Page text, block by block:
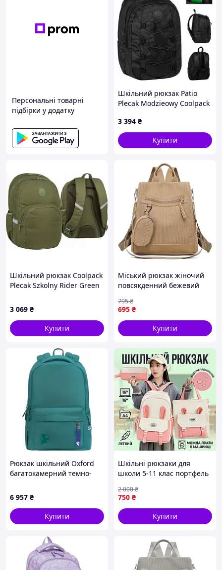
Персональні товарні
підбірки у додатку
Шкільний рюкзак Patio
Plecak Modzieowy Coolpack
3 394 ₴
Купити
Шкільний рюкзак Coolpack
Plecak Szkolny Rider Green
3 069 ₴
Купити
Міський рюкзак жіночий
повсякденний бежевий
695 ₴
795₴
Купити
Рюкзак шкільний Oxford
багатокамерний темно-
6 957 ₴
Купити
Шкільні рюкзаки для
школи 5-11 клас портфель
дівчинки підлітка 5 класу
біло-рожевий Вушка
750 ₴
2 000₴
Купити